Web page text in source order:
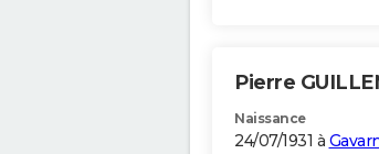
Pierre
Naissance
24/07/1931 à